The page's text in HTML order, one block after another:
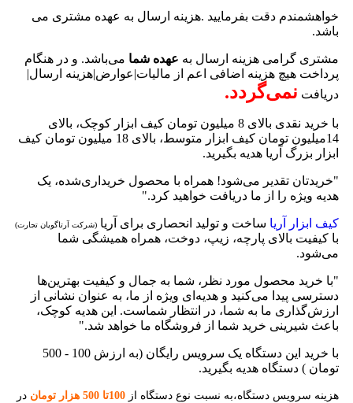
خواهشمندم دقت بفرمایید .هزینه ارسال به عهده مشتری می
باشد.
مشتری گرامی هزینه ارسال به عهده شما می‌باشد. و در هنگام
پرداخت هیچ هزینه اضافی اعم از مالیات|عوارض|هزینه ارسال|
دریافت نمی‌گردد.
با خرید نقدی بالای 8 میلیون تومان کیف ابزار کوچک، بالای
14میلیون تومان کیف ابزار متوسط، بالای 18 میلیون تومان کیف
ابزار بزرگ آریا هدیه بگیرید.
"خریدتان تقدیر می‌شود! همراه با محصول خریداری‌شده، یک
هدیه ویژه را از ما دریافت خواهید کرد."
کیف ابزار آریا ساخت و تولید انحصاری برای آریا (شرکت آرتاگویان تجارت)
با کیفیت بالای پارچه، زیپ، دوخت، همراه همیشگی شما
می‌شود.
"با خرید محصول مورد نظر، شما به جمال و کیفیت بهترین‌ها
دسترسی پیدا می‌کنید و هدیه‌ای ویژه از ما، به عنوان نشانی از
ارزش‌گذاری ما به شما، در انتظار شماست. این هدیه کوچک،
باعث شیرینی خرید شما از فروشگاه ما خواهد شد."
با خرید این دستگاه یک سرویس رایگان (به ارزش 100 - 500
تومان ) دستگاه هدیه بگیرید.
هزینه سرویس دستگاه،به نسبت نوع دستگاه از
در